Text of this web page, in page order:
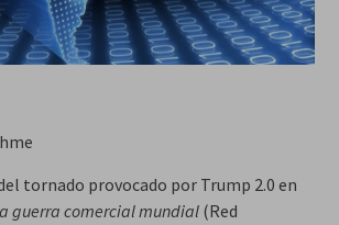
tornado provocado por Trump 2.0 en
guerra comercial mundial(Red